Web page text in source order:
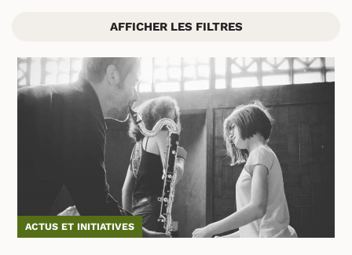
AFFICHER LES FILTRES
ACTUS ET INITIATIVES